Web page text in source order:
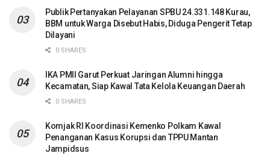
Publik Pertanyakan Pelayanan SPBU 24.331.148 Kurau,
BBM untuk Warga Disebut Habis, Diduga Pengerit Tetap
Dilayani
0 SHARES
IKA PMII Garut Perkuat Jaringan Alumni hingga
Kecamatan, Siap Kawal Tata Kelola Keuangan Daerah
0 SHARES
Komjak RI Koordinasi Kemenko Polkam Kawal
Penanganan Kasus Korupsi dan TPPU Mantan
Jampidsus